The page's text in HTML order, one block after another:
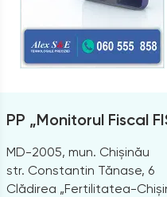
PP „Monitorul Fiscal
MD-2005, mun. Chișinău
str. Constantin Tănase, 6
Clădirea „Fertilitatea-